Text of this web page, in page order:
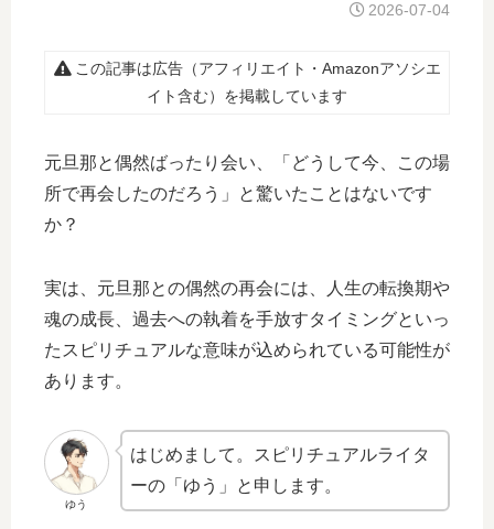
2026-07-04
この記事は広告（アフィリエイト・Amazonアソシエ
イト含む）を掲載しています
元旦那と偶然ばったり会い、「どうして今、この場
所で再会したのだろう」と驚いたことはないです
か？
実は、元旦那との偶然の再会には、人生の転換期や
魂の成長、過去への執着を手放すタイミングといっ
たスピリチュアルな意味が込められている可能性が
あります。
ゆう
はじめまして。スピリチュアルライタ
ーの「ゆう」と申します。